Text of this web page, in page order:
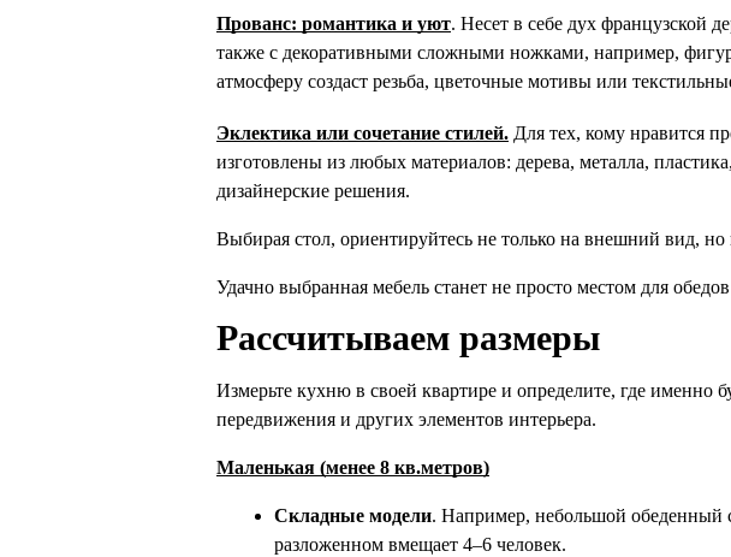
Прованс: романтика и уют. Несет в себе дух французской
также с декоративными сложными ножками, например,
атмосферу создаст резьба, цветочные мотивы или
Эклектика или сочетание стилей. Для тех, кому нравится
изготовлены из любых материалов: дерева, металла,
дизайнерские решения.
Выбирая стол, ориентируйтесь не только на внешний вид,
Удачно выбранная мебель станет не просто местом для
Рассчитываем размеры
Измерьте кухню в своей квартире и определите, где именно
передвижения и других элементов интерьера.
Маленькая (менее 8 кв.метров)
Складные модели. Например, небольшой обеденный
разложенном вмещает 4–6 человек.